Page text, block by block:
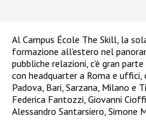
Al Campus École The Skill, la
formazione all’estero nel
pubbliche relazioni, c’è gran
con headquarter a Roma e uffici,
Padova, Bari, Sarzana, Milano e
Federica Fantozzi, Giovanni
Alessandro Santarsiero, Simone